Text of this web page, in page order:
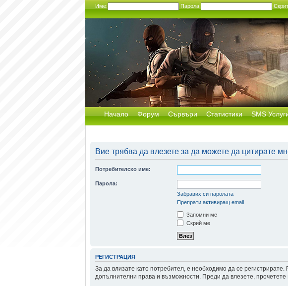
Име: Парола: Скрит
Начало Форум Сървъри Статистики SMS
Вие трябва да влезете за да можете да цитирате
Потребителско име:
Парола:
Забравих си паролата
Препрати активиращ email
Запомни ме
Скрий ме
РЕГИСТРАЦИЯ
За да влизате като потребител, е необходимо да се
допълнителни права и възможности. Преди да влезете, прочетете